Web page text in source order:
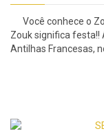
Você conhece o
Zouk significa festa!!
Antilhas Francesas,